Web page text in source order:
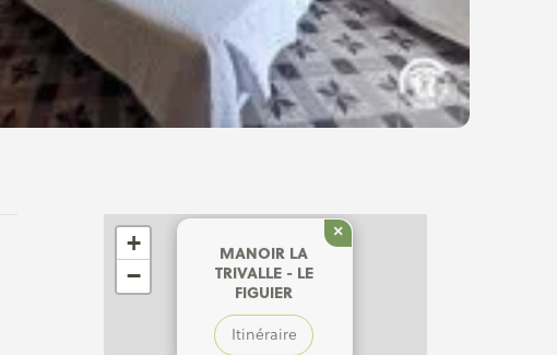
MANOIR LA
TRIVALLE - LE
FIGUIER
Itinéraire
×
+
−